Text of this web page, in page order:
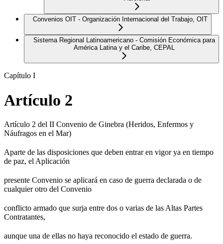
Convenios OIT - Organización Internacional del Trabajo, OIT
Sistema Regional Latinoamericano - Comisión Económica para
América Latina y el Caribe, CEPAL
Capítulo I
Artículo 2
Artículo 2 del II Convenio de Ginebra (Heridos, Enfermos y
Náufragos en el Mar)
Aparte de las disposiciones que deben entrar en vigor ya en tiempo
de paz, el Aplicación
presente Convenio se aplicará en caso de guerra declarada o de
cualquier otro del Convenio
conflicto armado que surja entre dos o varias de las Altas Partes
Contratantes,
aunque una de ellas no haya reconocido el estado de guerra.